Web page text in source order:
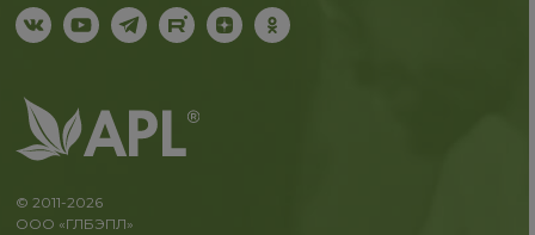
© 2011-2026
ООО «ГЛБЭПЛ»